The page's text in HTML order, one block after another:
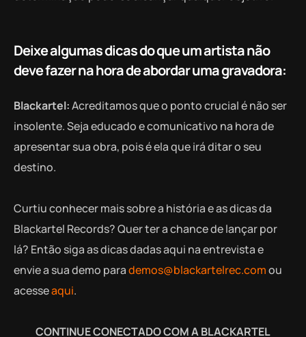
Deixe algumas dicas do que um artista não
deve fazer na hora de abordar uma gravadora:
Blackartel:Acreditamos que o ponto crucial é não ser
insolente. Seja educado e comunicativo na hora de
apresentar sua obra, pois é ela que irá ditar o seu
destino.
Curtiu conhecer mais sobre a história e as dicas da
Blackartel Records? Quer ter a chance de lançar por
lá? Então siga as dicas dadas aqui na entrevista e
envie a sua demo parademos@blackartelrec.comou
acesseaqui.
CONTINUE CONECTADO COM A BLACKARTEL